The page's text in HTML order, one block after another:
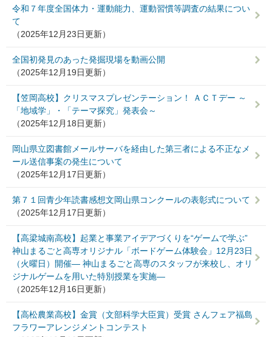
令和７年度全国体力・運動能力、運動習慣等調査の結果につい
て
（2025年12月23日更新）
全国初発見のあった発掘現場を動画公開
（2025年12月19日更新）
【笠岡高校】クリスマスプレゼンテーション！ ＡＣＴデー ～
「地域学」・「テーマ探究」発表会～
（2025年12月18日更新）
岡山県立図書館メールサーバを経由した第三者による不正なメ
ール送信事案の発生について
（2025年12月17日更新）
第７１回青少年読書感想文岡山県コンクールの表彰式について
（2025年12月17日更新）
【高梁城南高校】起業と事業アイデアづくりを“ゲームで学ぶ”
神山まるごと高専オリジナル「ボードゲーム体験会」12月23日
（火曜日）開催― 神山まるごと高専のスタッフが来校し、オリ
ジナルゲームを用いた特別授業を実施―
（2025年12月16日更新）
【高松農業高校】金賞（文部科学大臣賞）受賞 さんフェア福島
フラワーアレンジメントコンテスト